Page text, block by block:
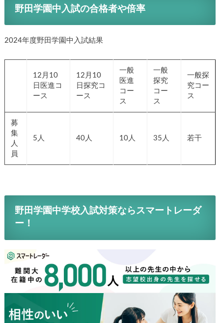
野田学園中入試の合格者や倍率
2024年度野田学園中入試結果
12月10
日医進コ
ース
12月10
日探究コ
ース
一般
医進
コー
ス
一般
探究
コー
ス
一般探
究コー
ス
募
集
人
員
5人 40人 10人 35人 若干
野田学園中学校入試対策ならスマートレーダ
ー！